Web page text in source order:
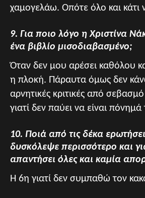
χαμογελάω. Οπότε όλο και
9. Για ποιο λόγο η Χριστίνα
ένα βιβλίο μισοδιαβασμένο;
Όταν δεν μου αρέσει καθόλου
η πλοκή. Πάραυτα όμως δεν
αρνητικές κριτικές από
γιατί δεν παύει να είναι πόνημά
10. Ποιά από τις δέκα
δυσκόλεψε περισσότερο και
απαντήσει όλες και καμία
Η 6η γιατί δεν συμπαθώ τον